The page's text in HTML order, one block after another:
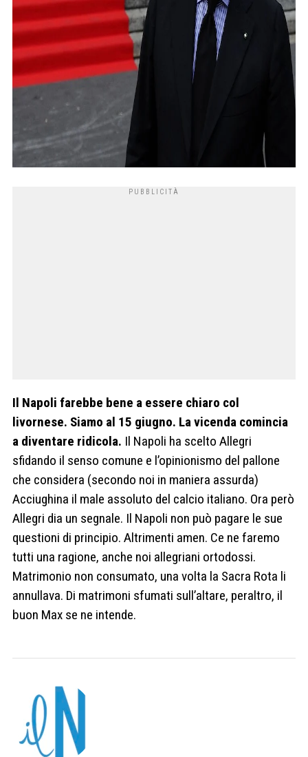
Il Napoli farebbe bene a essere chiaro col
livornese. Siamo al 15 giugno. La vicenda comincia
a diventare ridicola. Il Napoli ha scelto Allegri
sfidando il senso comune e l’opinionismo del pallone
che considera (secondo noi in maniera assurda)
Acciughina il male assoluto del calcio italiano. Ora però
Allegri dia un segnale. Il Napoli non può pagare le sue
questioni di principio. Altrimenti amen. Ce ne faremo
tutti una ragione, anche noi allegriani ortodossi.
Matrimonio non consumato, una volta la Sacra Rota li
annullava. Di matrimoni sfumati sull’altare, peraltro, il
buon Max se ne intende.